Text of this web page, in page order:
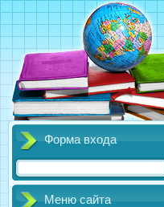
Форма входа
Меню сайта